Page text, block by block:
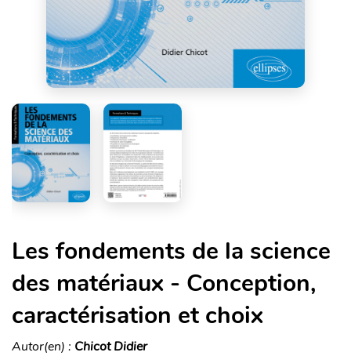
Les fondements de la science
des matériaux - Conception,
caractérisation et choix
Autor(en) : Chicot Didier